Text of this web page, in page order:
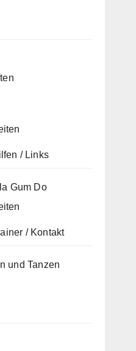
/ Links
Gum Do
/ Kontakt
und Tanzen